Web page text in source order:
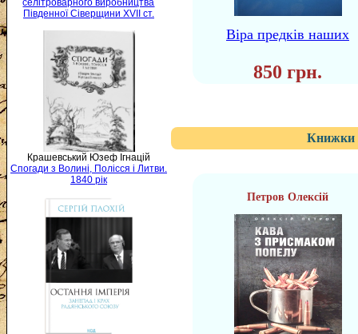
селітроварного виробництва
Південної Сіверщини XVII ст.
Крашевський Юзеф Ігнацій
Спогади з Волині, Полісся і Литви.
1840 рік
Віра предків наших
850 грн.
Книжки
Петров Олексій